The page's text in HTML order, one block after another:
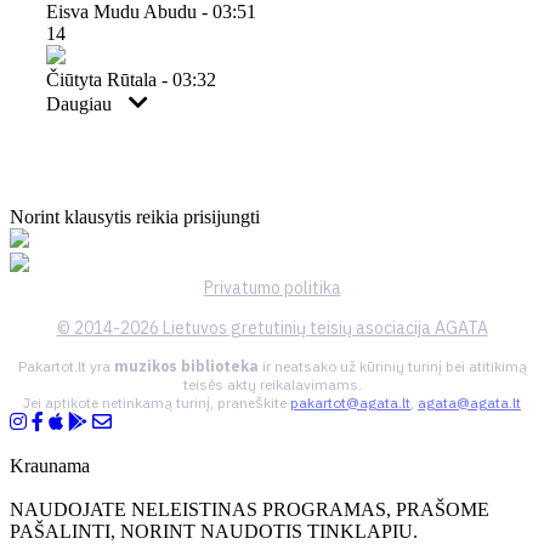
Eisva Mudu Abudu - 03:51
14
Čiūtyta Rūtala - 03:32
Daugiau
Norint klausytis reikia prisijungti
Privatumo politika
© 2014-2026 Lietuvos gretutinių teisių asociacija AGATA
Pakartot.lt yra muzikos biblioteka ir neatsako už kūrinių turinį bei atitikimą
teisės aktų reikalavimams.
Jei aptikote netinkamą turinį, praneškite pakartot@agata.lt, agata@agata.lt
Kraunama
NAUDOJATE NELEISTINAS PROGRAMAS, PRAŠOME
PAŠALINTI, NORINT NAUDOTIS TINKLAPIU.